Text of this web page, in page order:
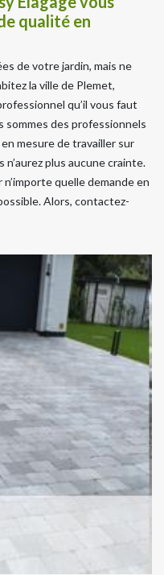
qualité en
de votre jardin, mais ne
la ville de Plemet,
qu’il vous faut
sommes des professionnels
mesure de travailler sur
n’aurez plus aucune crainte.
quelle demande en
Alors, contactez-